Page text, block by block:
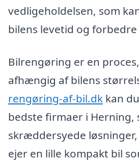
vedligeholdelsen, som
bilens levetid og
Bilrengøring er en
afhængig af bilens
rengøring-af-bil.dk kan
bedste firmaer i Herning,
skræddersyede
ejer en lille kompakt bil